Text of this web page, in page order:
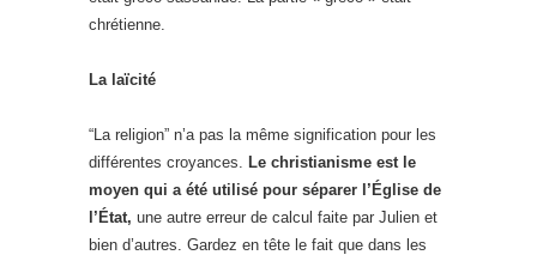
chrétienne.
La laïcité
“La religion” n’a pas la même signification pour les
différentes croyances. Le christianisme est le
moyen qui a été utilisé pour séparer l’Église de
l’État, une autre erreur de calcul faite par Julien et
bien d’autres. Gardez en tête le fait que dans les